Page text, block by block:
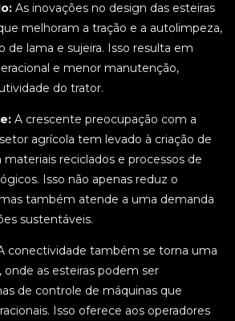
As inovações no design das esteiras
melhoram a tração e a autolimpeza,
de lama e sujeira. Isso resulta em
e menor manutenção,
do trator.
A crescente preocupação com a
agrícola tem levado à criação de
reciclados e processos de
Isso não apenas reduz o
também atende a uma demanda
sustentáveis.
conectividade também se torna uma
as esteiras podem ser
de controle de máquinas que
Isso oferece aos operadores